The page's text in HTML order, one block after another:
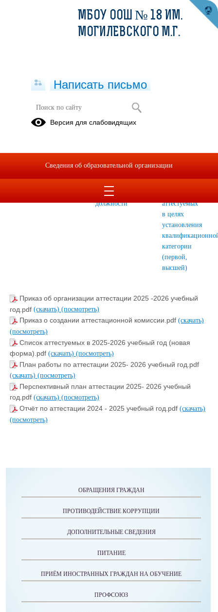
Аттестация педагогических
работников
подтверждения
занимаемой
должности
деятельности
аттестуемых
в целях
установления
категории
(первой,
высшей)
Приказ об организации аттестации 2025 -2026 учебный
год.pdf (скачать) (посмотреть)
Приказ о создании аттестационной комиссии.pdf (скачать)
(посмотреть)
Список аттестуемых в 2025-2026 учебный год (новая
форма).pdf (скачать) (посмотреть)
План работы по аттестации 2025- 2026 учебный год.pdf
(скачать) (посмотреть)
Перспективный план аттестации 2025- 2026 учебный
год.pdf (скачать) (посмотреть)
Отчёт по аттестации 2024 - 2025 учебный год.pdf (скачать)
(посмотреть)
ОБРАЩЕНИЯ ГРАЖДАН
ПРОТИВОДЕЙСТВИЕ КОРРУПЦИИ
ДОПОЛНИТЕЛЬНЫЕ СВЕДЕНИЯ
ПИТАНИЕ
ПРИЁМ ИНОСТРАННЫХ ГРАЖДАН НА ОБУЧЕНИЕ
ПРОФСОЮЗ
МБОУ ООШ № 18 ИМ.
МОГИЛЕВСКОГО М.Г.
Написать письмо
Версия для слабовидящих
Сведения об образовательной организации